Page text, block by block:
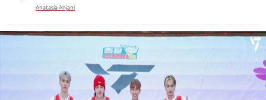
Anatasia Anjani